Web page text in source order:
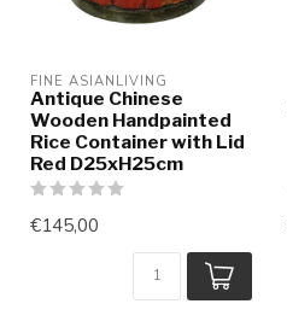
FINE ASIANLIVING
Antique Chinese
Wooden Handpainted
Rice Container with Lid
Red D25xH25cm
€145,00